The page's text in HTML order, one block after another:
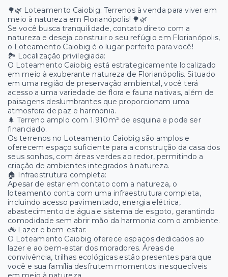
🌳🌿 Loteamento Caiobig: Terrenos à venda para viver em
meio à natureza em Florianópolis! 🌳🌿
Se você busca tranquilidade, contato direto com a
natureza e deseja construir o seu refúgio em Florianópolis,
o Loteamento Caiobig é o lugar perfeito para você!
🏞️ Localização privilegiada:
O Loteamento Caiobig está estrategicamente localizado
em meio à exuberante natureza de Florianópolis. Situado
em uma região de preservação ambiental, você terá
acesso a uma variedade de flora e fauna nativas, além de
paisagens deslumbrantes que proporcionam uma
atmosfera de paz e harmonia.
🌲 Terreno amplo com 1.910m² de esquina e pode ser
financiado.
Os terrenos no Loteamento Caiobig são amplos e
oferecem espaço suficiente para a construção da casa dos
seus sonhos, com áreas verdes ao redor, permitindo a
criação de ambientes integrados à natureza.
🏠 Infraestrutura completa:
Apesar de estar em contato com a natureza, o
loteamento conta com uma infraestrutura completa,
incluindo acesso pavimentado, energia elétrica,
abastecimento de água e sistema de esgoto, garantindo
comodidade sem abrir mão da harmonia com o ambiente.
🚲 Lazer e bem-estar:
O Loteamento Caiobig oferece espaços dedicados ao
lazer e ao bem-estar dos moradores. Áreas de
convivência, trilhas ecológicas estão presentes para que
você e sua família desfrutem momentos inesquecíveis